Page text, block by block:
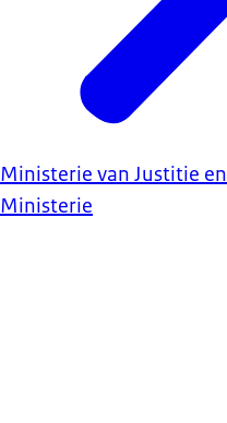
Ministerie van Justitie
Ministerie